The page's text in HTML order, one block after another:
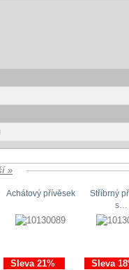
»
Achátový přívěsek
Sleva 21%
Stříbrný
s…
Sleva